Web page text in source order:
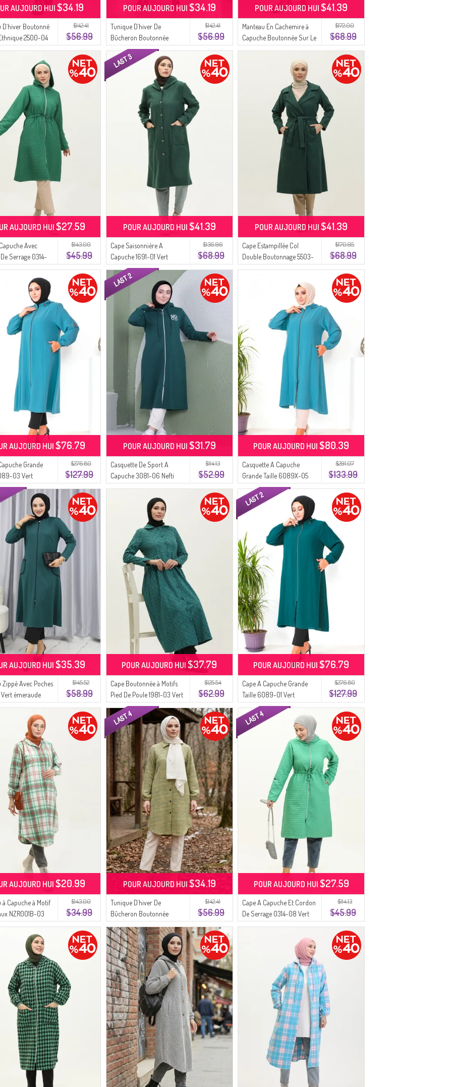
$142.41
$56.99
D`hiver Boutonné
2500-04
Vison
AUJOURD HUI$34.19
$142.41
$56.99
Tunique D`hiver De
Bûcheron Boutonnée
Longue 2506A-01 Verte
POUR AUJOURD HUI $34.19
$172.00
$68.99
Manteau En Cachemire à
Capuche Boutonnée Sur Le
Devant 0188-04 Vert Kaki
POUR AUJOURD HUI$41.39
$143.00
$45.99
Avec
Serrage 0314-
AUJOURD HUI $27.59
$136.96
$68.99
Cape Saisonnière A
Capuche 1691-01 Vert
Emeraude
POUR AUJOURD HUI $41.39
$170.95
$68.99
Cape Estampillée Col
Double Boutonnage 5503-
02 Vert Emeraude
POUR AUJOURD HUI$41.39
$276.80
$127.99
Grande
03 Vert
AUJOURD HUI$76.79
$114.13
$52.99
Casquette De Sport A
Capuche 3081-06 Nefti
Vert
POUR AUJOURD HUI $31.79
$291.07
$133.99
Casquette A Capuche
Grande Taille 6089X-05
Vert
POUR AUJOURD HUI$80.39
$145.52
$58.99
Zippé Avec Poches
Vert émeraude
AUJOURD HUI$35.39
$125.54
$62.99
Cape Boutonnée à Motifs
Pied De Poule 1981-03 Vert
POUR AUJOURD HUI$37.79
$276.80
$127.99
Cape A Capuche Grande
Taille 6089-01 Vert
Emeraude
POUR AUJOURD HUI$76.79
$143.00
$34.99
à Capuche à Motif
NZR001B-03
AUJOURD HUI$20.99
$142.41
$56.99
Tunique D`hiver De
Bûcheron Boutonnée
Longue 2506-02 Vert Olive
POUR AUJOURD HUI $34.19
$114.13
$45.99
Cape A Capuche Et Cordon
De Serrage 0314-08 Vert
Clair
POUR AUJOURD HUI $27.59